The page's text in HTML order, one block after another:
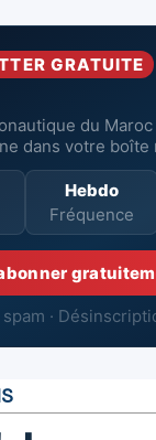
GRATUITE
du
dans votre boîte
Hebdo
Fréquence
spam ·